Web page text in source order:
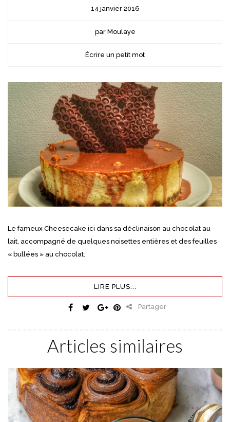
14 janvier 2016
par Moulaye
Écrire un petit mot
Le fameux Cheesecake ici dans sa déclinaison au chocolat au
lait, accompagné de quelques noisettes entières et des feuilles
« bullées » au chocolat.
LIRE PLUS...
Partager
Articles similaires